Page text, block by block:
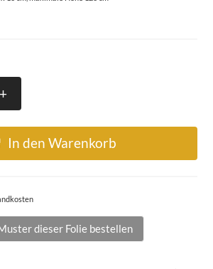
+
In den Warenkorb
dieser Folie bestellen